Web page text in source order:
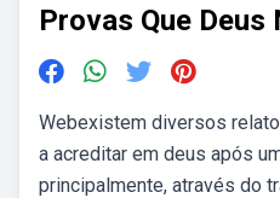
Provas Que Deus
Webexistem diversos
a acreditar em deus após
principalmente, através do